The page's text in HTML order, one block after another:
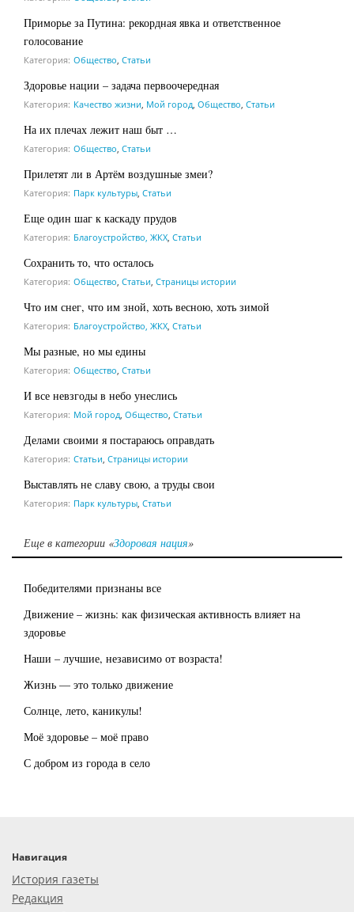
Приморье за Путина: рекордная явка и ответственное
голосование
Категория: Общество Статьи
Здоровье нации – задача первоочередная
Категория: Качество жизни Мой город Общество Статьи
На их плечах лежит наш быт …
Категория: Общество Статьи
Прилетят ли в Артём воздушные змеи?
Категория: Парк культуры Статьи
Еще один шаг к каскаду прудов
Категория: Благоустройство, ЖКХ Статьи
Сохранить то, что осталось
Категория: Общество Статьи Страницы истории
Что им снег, что им зной, хоть весною, хоть зимой
Категория: Благоустройство, ЖКХ Статьи
Мы разные, но мы едины
Категория: Общество Статьи
И все невзгоды в небо унеслись
Категория: Мой город Общество Статьи
Делами своими я постараюсь оправдать
Категория: Статьи Страницы истории
Выставлять не славу свою, а труды свои
Категория: Парк культуры Статьи
Еще в категории «Здоровая нация»
Победителями признаны все
Движение – жизнь: как физическая активность влияет на
здоровье
Наши – лучшие, независимо от возраста!
Жизнь — это только движение
Солнце, лето, каникулы!
Моё здоровье – моё право
С добром из города в село
Навигация
История газеты
Редакция